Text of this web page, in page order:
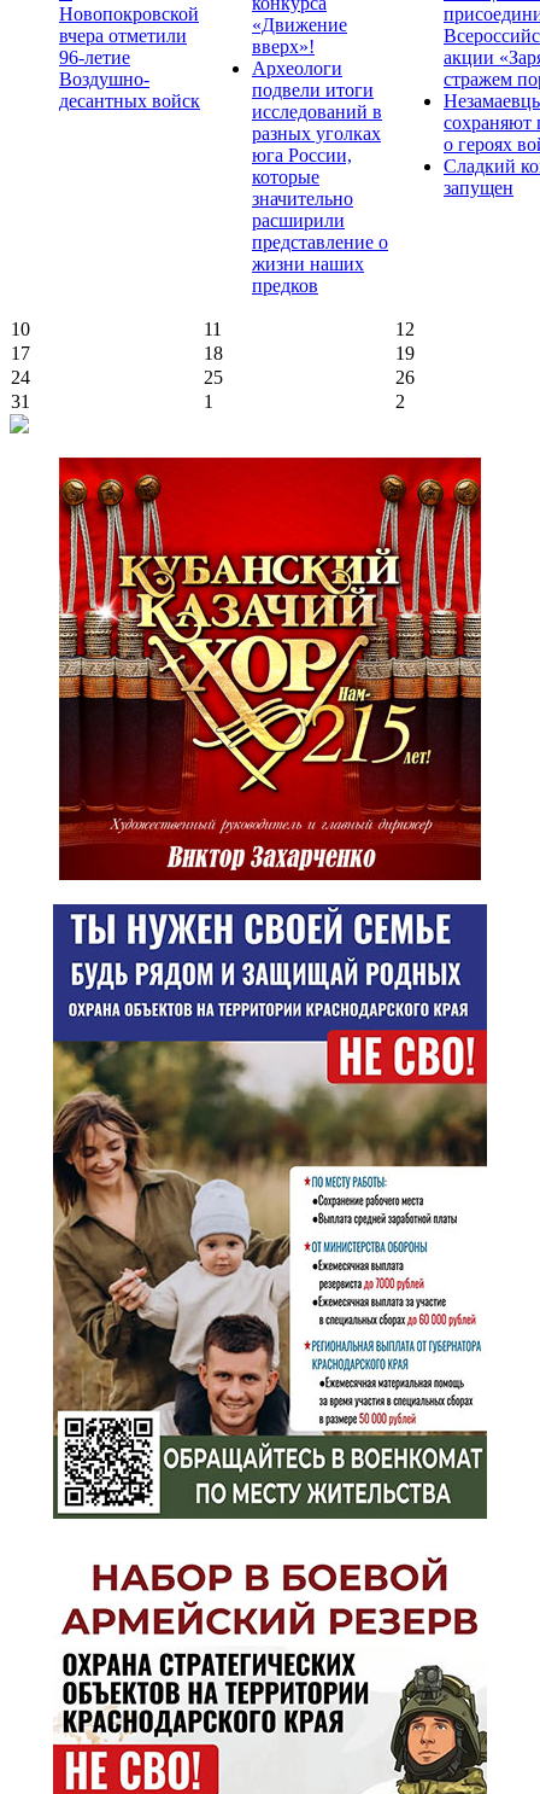
Новопокровской
вчера отметили
96-летие
Воздушно-
десантных войск
«Движение
вверх»!
Археологи
подвели итоги
исследований в
разных уголках
юга России,
которые
значительно
расширили
представление о
жизни наших
предков
акции
стражем
сохраняют
о героях
Сладкий
запущен
10 11
12
17
18
19
24
25
26
31
1 2